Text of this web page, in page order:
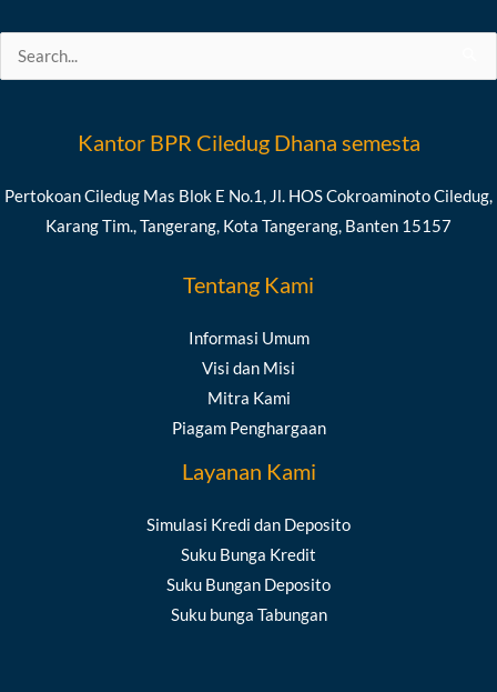
Search
Kantor BPR Ciledug Dhana semesta
Pertokoan Ciledug Mas Blok E No.1, Jl. HOS Cokroaminoto Ciledug,
Karang Tim., Tangerang, Kota Tangerang, Banten 15157
Tentang Kami
Informasi Umum
Visi dan Misi
Mitra Kami
Piagam Penghargaan
Layanan Kami
Simulasi Kredi dan Deposito
Suku Bunga Kredit
Suku Bungan Deposito
Suku bunga Tabungan